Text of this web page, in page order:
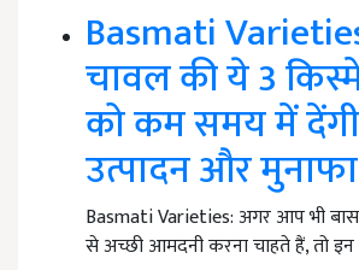
Basmati
चावल की ये 3
को कम समय में देंगी
उत्पादन और मुनाफा
Basmati Varieties: अगर आप भी
से अच्छी आमदनी करना चाहते हैं, तो इन